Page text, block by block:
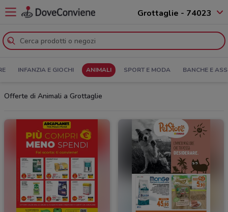
Grottaglie - 74023
INFANZIA E GIOCHI ANIMALI SPORT E MODA BANCHE E
Offerte di Animali a Grottaglie